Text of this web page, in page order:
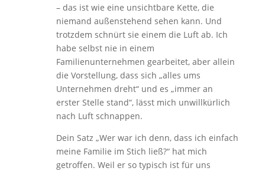
– das ist wie eine unsichtbare Kette, die
niemand außenstehend sehen kann. Und
trotzdem schnürt sie einem die Luft ab. Ich
habe selbst nie in einem
Familienunternehmen gearbeitet, aber allein
die Vorstellung, dass sich „alles ums
Unternehmen dreht“ und es „immer an
erster Stelle stand“, lässt mich unwillkürlich
nach Luft schnappen.
Dein Satz „Wer war ich denn, dass ich einfach
meine Familie im Stich ließ?“ hat mich
getroffen. Weil er so typisch ist für uns